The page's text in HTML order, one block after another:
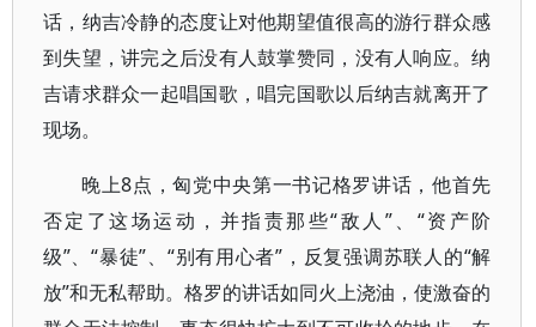
话，纳吉冷静的态度让对他期望值很高的游行群众感
到失望，讲完之后没有人鼓掌赞同，没有人响应。纳
吉请求群众一起唱国歌，唱完国歌以后纳吉就离开了
现场。
晚上8点，匈党中央第一书记格罗讲话，他首先
否定了这场运动，并指责那些“敌人”、“资产阶
级”、“暴徒”、“别有用心者”，反复强调苏联人的“解
放”和无私帮助。格罗的讲话如同火上浇油，使激奋的